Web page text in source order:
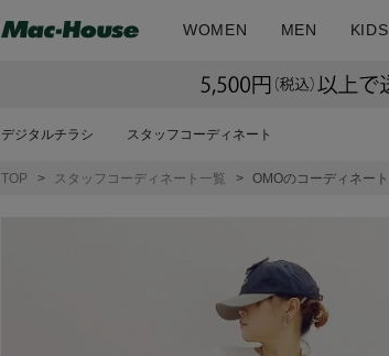
WOMEN MEN KIDS
デジタルチラシ スタッフコーディネート
TOP スタッフコーディネート一覧 OMOのコーディネート